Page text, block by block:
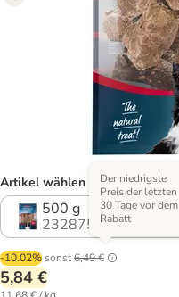
Artikel wählen (2 Varianten)
500 g
232875.0
-10.02%sonst6,49 €
Der niedrigste
Preis der letzten
30 Tage vor dem
Rabatt
5,84 €